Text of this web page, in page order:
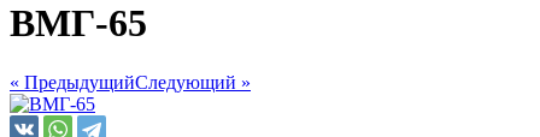
ВМГ-65
« ПредыдущийСледующий »